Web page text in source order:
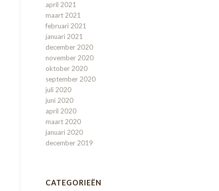
april 2021
maart 2021
februari 2021
januari 2021
december 2020
november 2020
oktober 2020
september 2020
juli 2020
juni 2020
april 2020
maart 2020
januari 2020
december 2019
CATEGORIEËN